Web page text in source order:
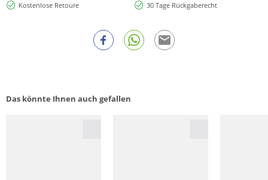
Kostenlose Retoure
30 Tage Rückgaberecht
Das könnte Ihnen auch gefallen